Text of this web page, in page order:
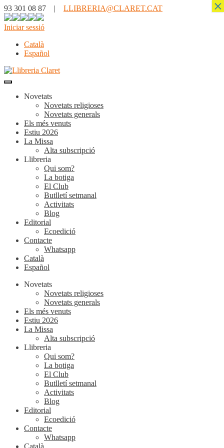
93 301 08 87 | LLIBRERIA@CLARET.CAT
Iniciar sessió
Català
Español
Novetats
Novetats religioses
Novetats generals
Els més venuts
Estiu 2026
La Missa
Alta subscripció
Llibreria
Qui som?
La botiga
El Club
Butlletí setmanal
Activitats
Blog
Editorial
Ecoedició
Contacte
Whatsapp
Català
Español
Novetats
Novetats religioses
Novetats generals
Els més venuts
Estiu 2026
La Missa
Alta subscripció
Llibreria
Qui som?
La botiga
El Club
Butlletí setmanal
Activitats
Blog
Editorial
Ecoedició
Contacte
Whatsapp
Català
×